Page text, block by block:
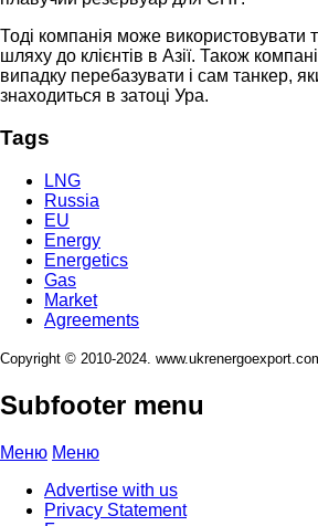
Тоді компанія може використовувати
шляху до клієнтів в Азії. Також
випадку перебазувати і сам танкер,
знаходиться в затоці Ура.
Tags
LNG
Russia
EU
Energy
Energetics
Gas
Market
Agreements
Copyright © 2010-2024.
Subfooter menu
Меню Меню
Advertise with us
Privacy Statement